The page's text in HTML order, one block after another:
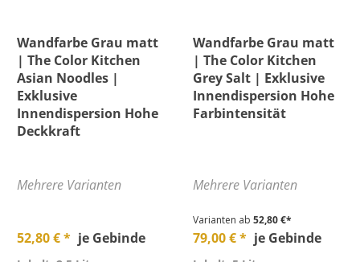
Wandfarbe Grau matt
| The Color Kitchen
Asian Noodles |
Exklusive
Innendispersion Hohe
Deckkraft
Mehrere Varianten
52,80 € * je Gebinde
Wandfarbe Grau matt
| The Color Kitchen
Grey Salt | Exklusive
Innendispersion Hohe
Farbintensität
Mehrere Varianten
Varianten ab 52,80 €*
79,00 € * je Gebinde